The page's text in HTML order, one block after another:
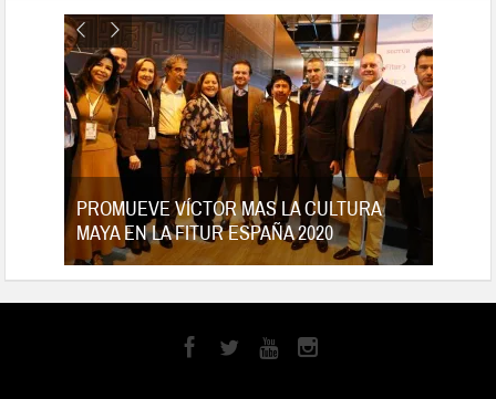
PROMUEVE VÍCTOR MAS LA CULTURA
MAYA EN LA FITUR ESPAÑA 2020